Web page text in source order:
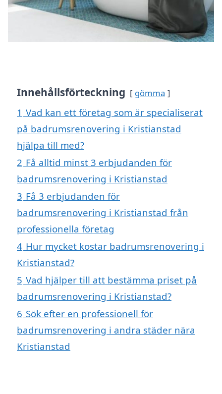
Innehållsförteckning gömma
1 Vad kan ett företag som är specialiserat
på badrumsrenovering i Kristianstad
hjälpa till med?
2 Få alltid minst 3 erbjudanden för
badrumsrenovering i Kristianstad
3 Få 3 erbjudanden för
badrumsrenovering i Kristianstad från
professionella företag
4 Hur mycket kostar badrumsrenovering i
Kristianstad?
5 Vad hjälper till att bestämma priset på
badrumsrenovering i Kristianstad?
6 Sök efter en professionell för
badrumsrenovering i andra städer nära
Kristianstad